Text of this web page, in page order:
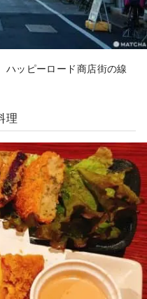
ハッピーロード商店街の線
理